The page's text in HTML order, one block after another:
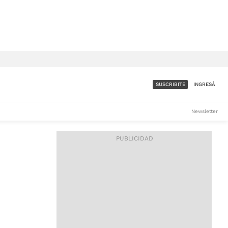
ACCESO FULL - $1.800/MES
SUSCRIBITE INGRESÁ
Newsletter